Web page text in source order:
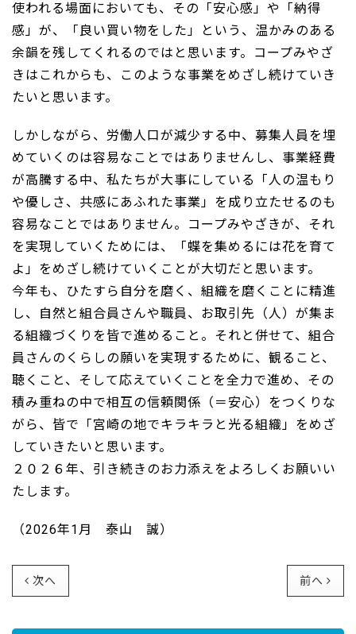
使われる場面においても、その「安心感」や「納得
感」が、「良い買い物をした」という、温かみのある
余韻を残してくれるのではと思います。コープみやざ
きはこれからも、このような事業をめざし続けていき
たいと思います。
しかしながら、労働人口が減少する中、募集人員を埋
めていくのは容易なことではありませんし、事業経費
が高騰する中、私たちが大事にしている「人の温もり
や優しさ、共感にあふれた事業」を成り立たせるのも
容易なことではありません。コープみやざきが、それ
を実現していくためには、「蝶を集めるには花を育て
よ」をめざし続けていくことが大切だと思います。
今年も、ひたすら自分を磨く、組織を磨くことに精進
し、自然と組合員さんや職員、お取引先（人）が集ま
る組織づくりを皆で進めること。それと併せて、組合
員さんのくらしの願いを実現するために、観ること、
聴くこと、そして応えていくことを全力で進め、その
積み重ねの中で相互の信頼関係（＝安心）をつくりな
がら、皆で「宮崎の地でキラキラと光る組織」をめざ
していきたいと思います。
２０２６年、引き続きのお力添えをよろしくお願いい
たします。
（2026年1月 泰山 誠）
次へ 前へ